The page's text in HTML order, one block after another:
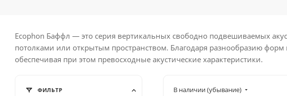
Ecophon Баффл — это серия вертикальных свободно подвешиваемых
потолками или открытым пространством. Благодаря разнообразию
обеспечивая при этом превосходные акустические характеристики.
В наличии (убывание)
ФИЛЬТР